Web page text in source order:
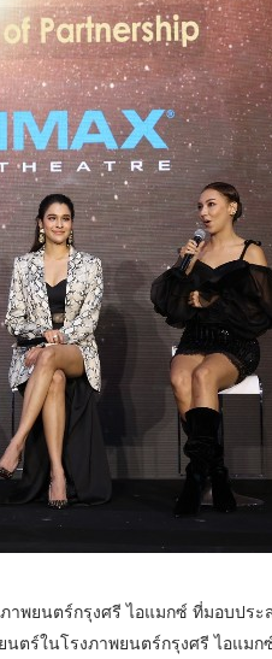
าพยนตร์กรุงศรี ไอแมกซ์ ที่มอบปร
ตร์ในโรงภาพยนตร์กรุงศรี ไอแมก